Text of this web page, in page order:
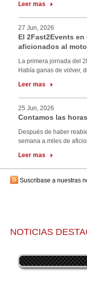
Leer mas
27 Jun, 2026
El 2Fast2Events
aficionados al
La primera jornada del
Había ganas de volver,
Leer mas
25 Jun, 2026
Contamos las
Después de haber
semana a miles de
Leer mas
Suscribase a nuestras
NOTICIAS